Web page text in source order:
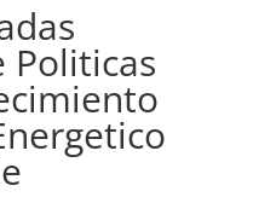
Politicas